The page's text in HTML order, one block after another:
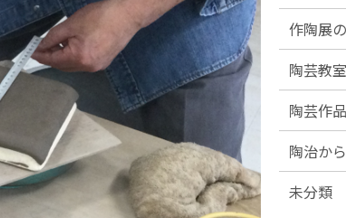
作陶展
陶芸教
陶芸作
陶治か
未分類